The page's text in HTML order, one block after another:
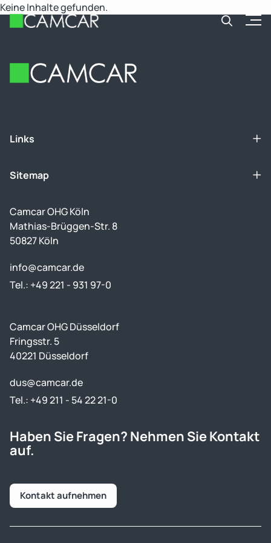
Keine Inhalte gefunden.
Footer
Links
Sitemap
Camcar OHG Köln
Mathias-Brüggen-Str. 8
50827 Köln
info@camcar.de
Tel.: +49 221 - 931 97-0
Camcar OHG Düsseldorf
Fringsstr. 5
40221 Düsseldorf
dus@camcar.de
Tel.: +49 211 - 54 22 21-0
Haben Sie Fragen? Nehmen Sie Kontakt
auf.
Kontakt aufnehmen